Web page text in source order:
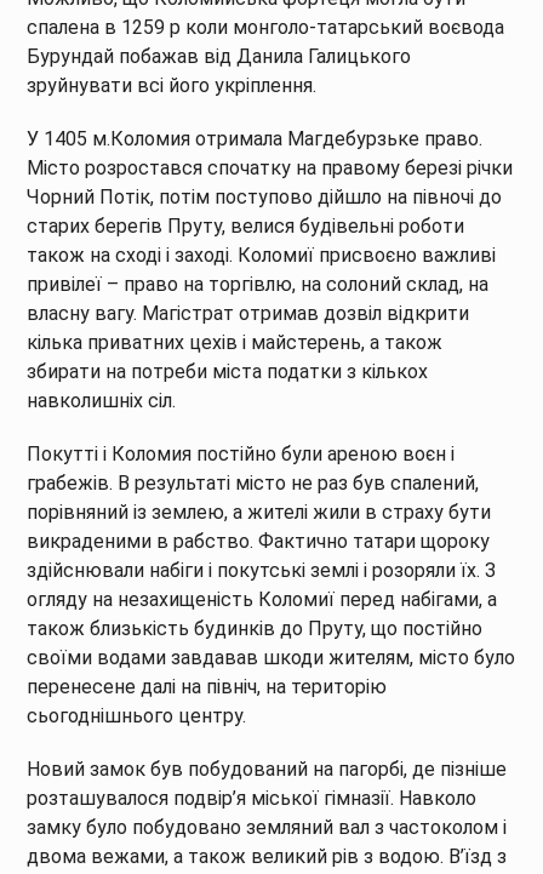
спалена в 1259 р коли монголо-татарський воєвода
Бурундай побажав від Данила Галицького
зруйнувати всі його укріплення.
У 1405 м.Коломия отримала Магдебурзьке право.
Місто розростався спочатку на правому березі річки
Чорний Потік, потім поступово дійшло на півночі до
старих берегів Пруту, велися будівельні роботи
також на сході і заході. Коломиї присвоєно важливі
привілеї – право на торгівлю, на солоний склад, на
власну вагу. Магістрат отримав дозвіл відкрити
кілька приватних цехів і майстерень, а також
збирати на потреби міста податки з кількох
навколишніх сіл.
Покутті і Коломия постійно були ареною воєн і
грабежів. В результаті місто не раз був спалений,
порівняний із землею, а жителі жили в страху бути
викраденими в рабство. Фактично татари щороку
здійснювали набіги і покутські землі і розоряли їх. З
огляду на незахищеність Коломиї перед набігами, а
також близькість будинків до Пруту, що постійно
своїми водами завдавав шкоди жителям, місто було
перенесене далі на північ, на територію
сьогоднішнього центру.
Новий замок був побудований на пагорбі, де пізніше
розташувалося подвір’я міської гімназії. Навколо
замку було побудовано земляний вал з частоколом і
двома вежами, а також великий рів з водою. В’їзд з